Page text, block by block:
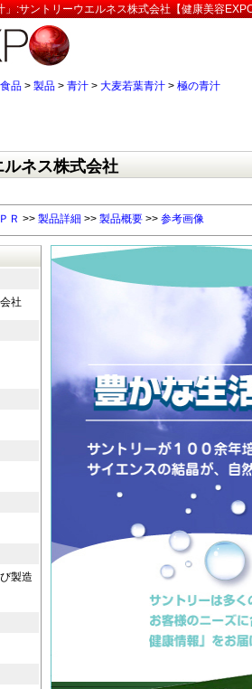
」:サントリーウエルネス株式会社【健康美容
品 > 製品 > 青汁 > 大麦若葉青汁 > 極の青汁
ネス株式会社
Ｒ >> 製品詳細 >> 製品概要 >> 参考画像
社
製造